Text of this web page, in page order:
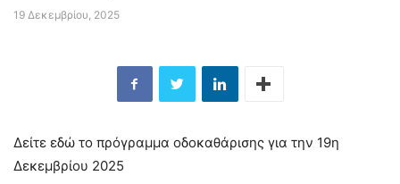
19 Δεκεμβρίου, 2025
Δείτε εδώ το πρόγραμμα οδοκαθάρισης για την 19η
Δεκεμβρίου 2025